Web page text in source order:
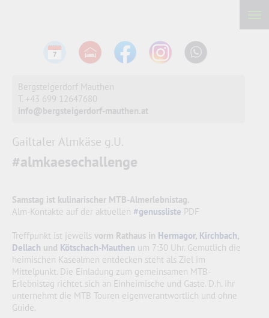
Bergsteigerdorf Mauthen
T. +43 699 12647680
info@bergsteigerdorf-mauthen.at
Gailtaler Almkäse g.U.
#almkaesechallenge
Samstag ist kulinarischer MTB-Almerlebnistag.
Alm-Kontakte auf der aktuellen #genussliste PDF
Treffpunkt ist jeweils vorm Rathaus in Hermagor, Kirchbach,
Dellach und Kötschach-Mauthen um 7:30 Uhr. Gemütlich die
heimischen Käsealmen entdecken steht als Ziel im
Mittelpunkt. Die Einladung zum gemeinsamen MTB-
Erlebnistag richtet sich an Einheimische und Gäste. D.h. ihr
unternehmt die MTB Touren eigenverantwortlich und ohne
Guide.